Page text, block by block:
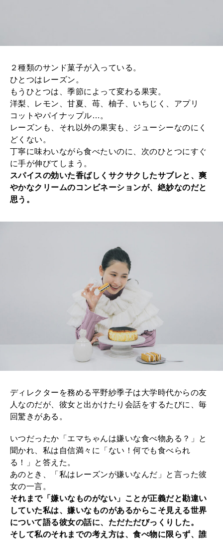
２種類のサンド菓子が入っている。
ひとつはレーズン。
もうひとつは、季節によって変わる果実。
洋梨、レモン、甘夏、苺、柚子、いちじく、アプリ
コットやパイナップル…。
レーズンも、それ以外の果実も、ジューシーなのにく
どくない。
丁寧に味わいながら食べたいのに、次のひとつにすぐ
に手が伸びてしまう。
スパイスの効いた香ばしくサクサクしたサブレと、爽
やかなクリームのコンビネーションが、絶妙なのだと
思う。
ディレクターを務める平野紗季子は大学時代からの友
人なのだが、彼女と出かけたり会話をするたびに、毎
回驚きがある。
いつだったか「エマちゃんは嫌いな食べ物ある？」と
聞かれ、私は自信満々に「ない！何でも食べられ
る！」と答えた。
あのとき、「私はレーズンが嫌いなんだ」と言った彼
女の一言。
それまで「嫌いなものがない」ことが正義だと勘違い
していた私は、嫌いなものがあるからこそ見える世界
について語る彼女の話に、ただただびっくりした。
そして私のそれまでの考え方は、食べ物に限らず、誰